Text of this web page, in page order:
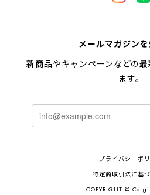
2024/02/10
した！とても早い対応でありが
レゼント用だったけど自分用に
ありがとうございました！！！
メールマガジン
新商品やキャンペーンなどの
ます。
プライバシーポ
特定商取引法に基
COPYRIGHT ©